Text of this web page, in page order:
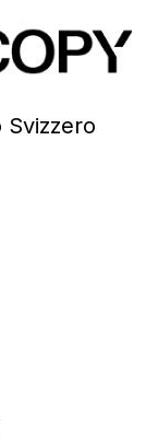
Svizzero